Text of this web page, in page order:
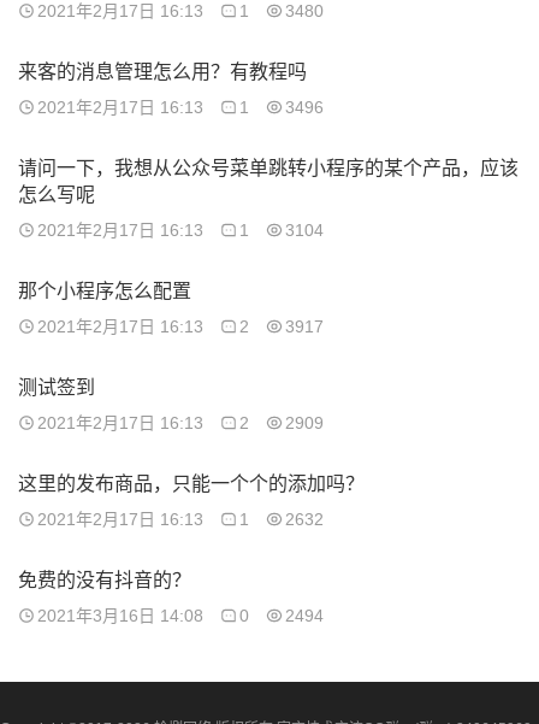
2021年2月17日 16:13 1 3480
来客的消息管理怎么用？有教程吗
2021年2月17日 16:13 1 3496
请问一下，我想从公众号菜单跳转小程序的某个产品，应该
怎么写呢
2021年2月17日 16:13 1 3104
那个小程序怎么配置
2021年2月17日 16:13 2 3917
测试签到
2021年2月17日 16:13 2 2909
这里的发布商品，只能一个个的添加吗？
2021年2月17日 16:13 1 2632
免费的没有抖音的？
2021年3月16日 14:08 0 2494